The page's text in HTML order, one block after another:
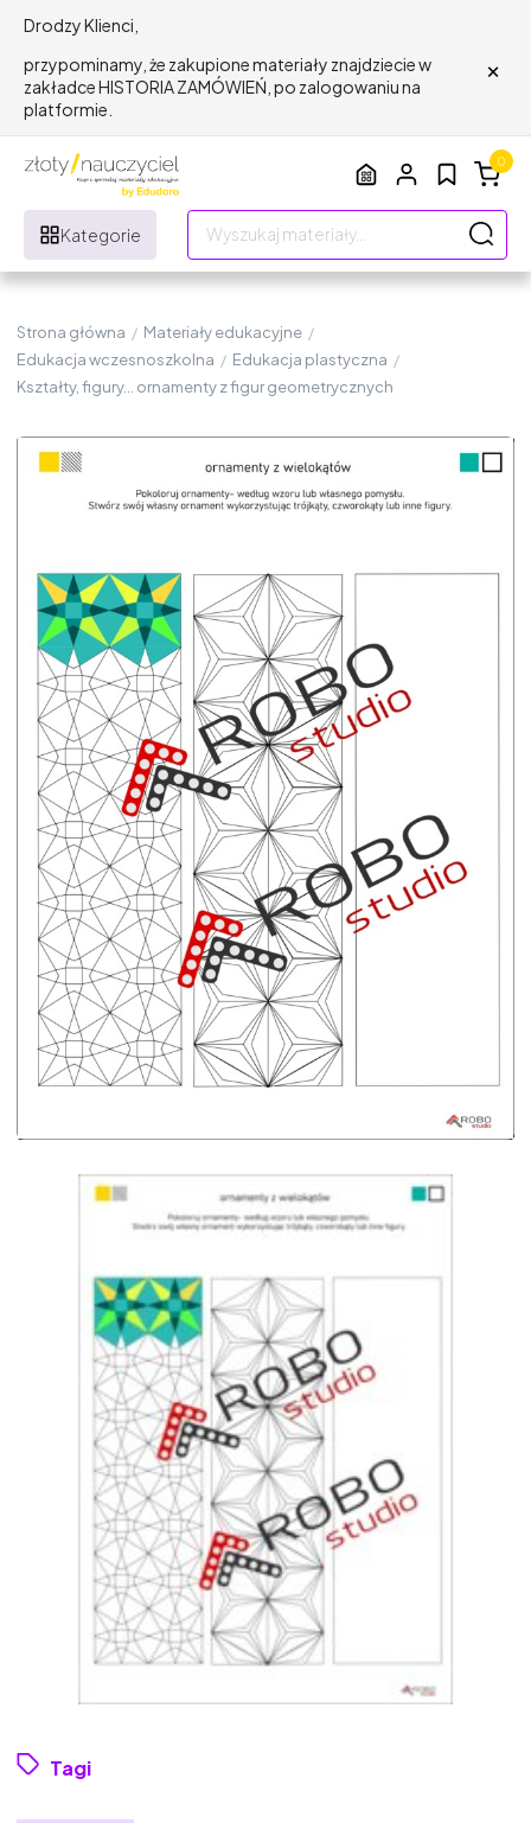
Drodzy Klienci,
przypominamy, że zakupione materiały znajdziecie w
zakładce HISTORIA ZAMÓWIEŃ, po zalogowaniu na
platformie.
×
Kategorie
0
Strona główna / Materiały edukacyjne /
Edukacja wczesnoszkolna / Edukacja plastyczna /
Kształty, figury... ornamenty z figur geometrycznych
Tagi